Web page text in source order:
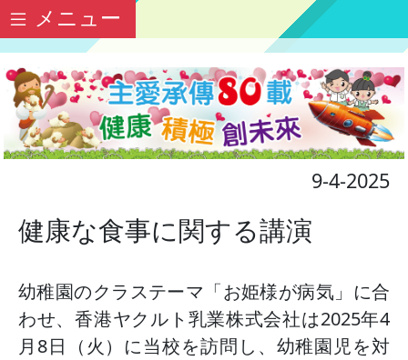
メニュー
9-4-2025
健康な食事に関する講演
幼稚園のクラステーマ「お姫様が病気」に合
わせ、香港ヤクルト乳業株式会社は2025年4
月8日（火）に当校を訪問し、幼稚園児を対